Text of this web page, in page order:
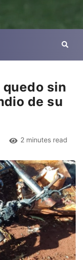
quedo sin
de su
2 minutes read